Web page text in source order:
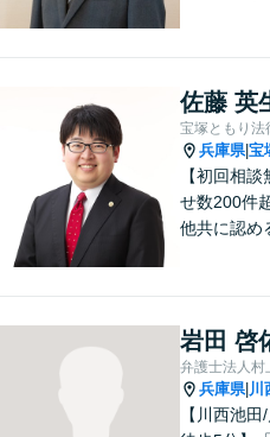
不安を和ら
寧に向き合
日面談可】
佐藤 英
宝塚ともり法
兵庫県|宝
【初回相
せ数200件
他共に認め
お一人で悩
談にいらし
役非常勤裁
歩3分】
岩田 啓
弁護士法人村
兵庫県| 川
【川西池